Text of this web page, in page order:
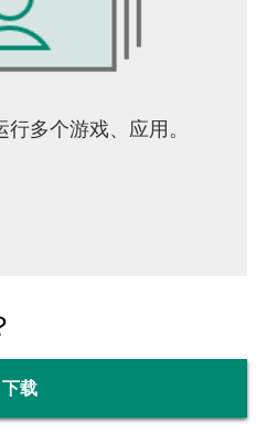
多个游戏、应用。
下载